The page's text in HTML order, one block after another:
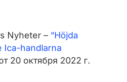
Nyheter – “Höjda
Ica-handlarna
20 октября 2022 г.